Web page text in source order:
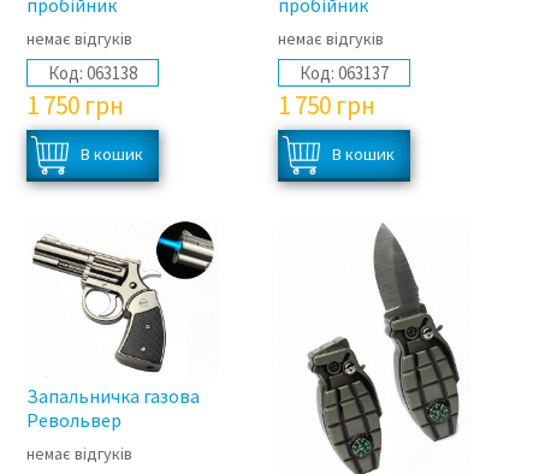
пробійник
немає відгуків
Код: 063138
1 750 грн
пробійник
немає відгуків
Код: 063137
1 750 грн
Запальничка газова
Револьвер
немає відгуків